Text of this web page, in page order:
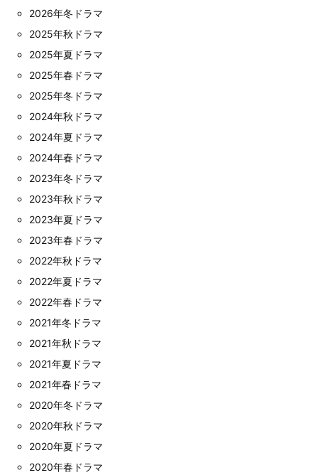
2026年冬ドラマ
2025年秋ドラマ
2025年夏ドラマ
2025年春ドラマ
2025年冬ドラマ
2024年秋ドラマ
2024年夏ドラマ
2024年春ドラマ
2023年冬ドラマ
2023年秋ドラマ
2023年夏ドラマ
2023年春ドラマ
2022年秋ドラマ
2022年夏ドラマ
2022年春ドラマ
2021年冬ドラマ
2021年秋ドラマ
2021年夏ドラマ
2021年春ドラマ
2020年冬ドラマ
2020年秋ドラマ
2020年夏ドラマ
2020年春ドラマ